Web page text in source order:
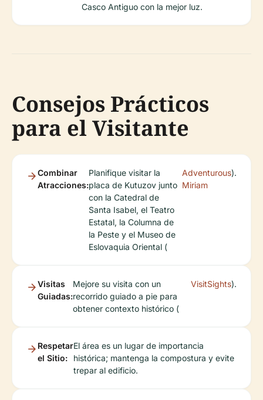
Casco Antiguo con la mejor luz.
Consejos Prácticos
para el Visitante
Combinar
Atracciones:
Planifique visitar la
placa de Kutuzov junto
con la Catedral de
Santa Isabel, el Teatro
Estatal, la Columna de
la Peste y el Museo de
Eslovaquia Oriental (
Adventurous
Miriam
).
Visitas
Guiadas:
Mejore su visita con un
recorrido guiado a pie para
obtener contexto histórico (
VisitSights).
Respetar
el Sitio:
El área es un lugar de importancia
histórica; mantenga la compostura y evite
trepar al edificio.